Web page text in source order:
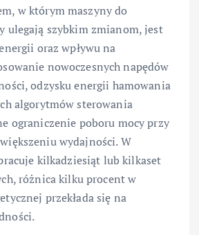
w którym maszyny do
ulegają szybkim zmianom, jest
oraz wpływu na
nowoczesnych napędów
odzysku energii hamowania
algorytmów sterowania
ograniczenie poboru mocy przy
wydajności. W
kilkadziesiąt lub kilkaset
różnica kilku procent w
przekłada się na